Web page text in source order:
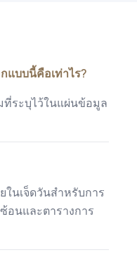
แบบนี้คือเท่าไร?
ที่ระบุไว้ในแผ่นข้อมูล
ในเจ็ดวันสำหรับการ
นและตารางการ